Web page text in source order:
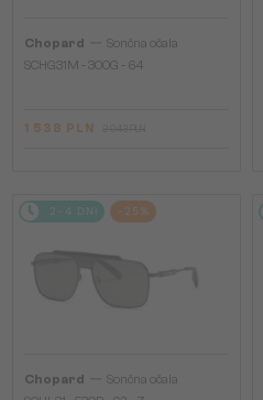
Chopard
Sončna očala
SCHG31M - 300G - 64
1 538 PLN
2-4 DNI -25%
Chopard
Sončna očala